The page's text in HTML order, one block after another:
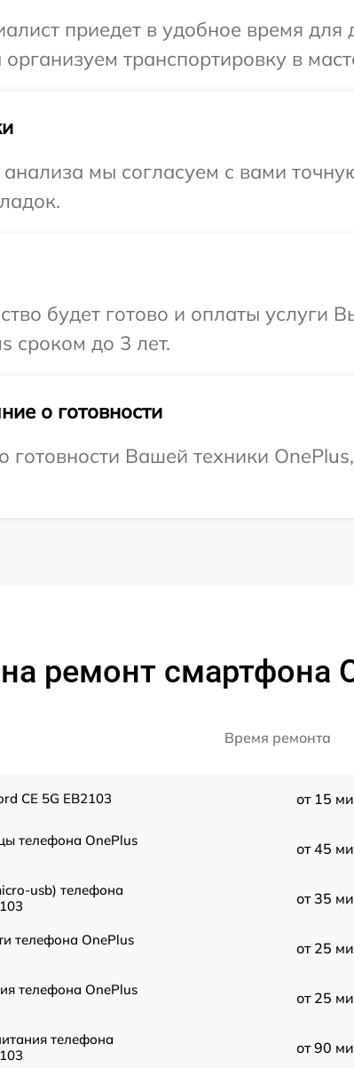
приедет в удобное время
транспортировку в
мы согласуем с вами
будет готово и оплаты
сроком до 3 лет.
о готовности
Вашей техники
ремонт смартфона
Время ремонта
CE 5G EB2103 от 15
телефона OnePlus
от 45
usb) телефона
от 35
телефона OnePlus
от 25
телефона OnePlus
от 25
телефона
от 90